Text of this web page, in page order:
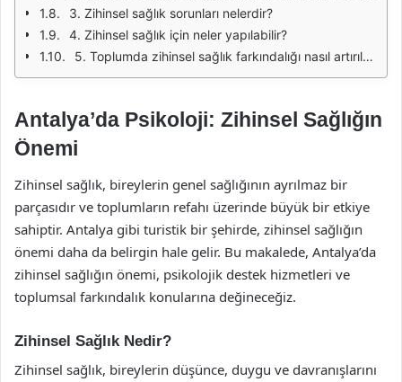
3. Zihinsel sağlık sorunları nelerdir?
4. Zihinsel sağlık için neler yapılabilir?
5. Toplumda zihinsel sağlık farkındalığı nasıl artırılabilir?
Antalya’da Psikoloji: Zihinsel Sağlığın
Önemi
Zihinsel sağlık, bireylerin genel sağlığının ayrılmaz bir
parçasıdır ve toplumların refahı üzerinde büyük bir etkiye
sahiptir. Antalya gibi turistik bir şehirde, zihinsel sağlığın
önemi daha da belirgin hale gelir. Bu makalede, Antalya’da
zihinsel sağlığın önemi, psikolojik destek hizmetleri ve
toplumsal farkındalık konularına değineceğiz.
Zihinsel Sağlık Nedir?
Zihinsel sağlık, bireylerin düşünce, duygu ve davranışlarını